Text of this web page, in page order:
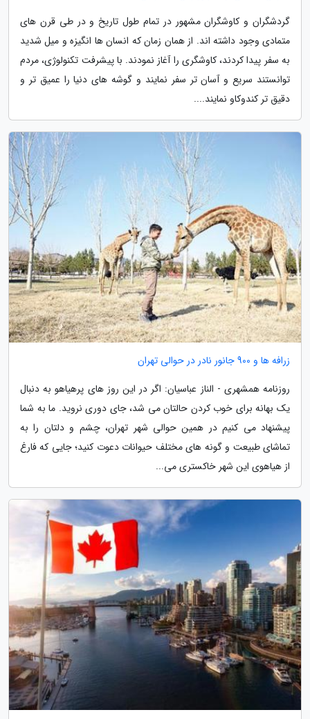
گردشگران و کاوشگران مشهور در تمام طول تاریخ و در طی قرن های
متمادی وجود داشته اند. از همان زمان که انسان ها انگیزه و میل شدید
به سفر پیدا کردند، کاوشگری را آغاز نمودند. با پیشرفت تکنولوژی، مردم
توانستند سریع و آسان تر سفر نمایند و گوشه های دنیا را عمیق تر و
دقیق تر کندوکاو نمایند....
زرافه ها و 900 جانور نادر در حوالی تهران
روزنامه همشهری - الناز عباسیان: اگر در این روز های پرهیاهو به دنبال
یک بهانه برای خوب کردن حالتان می شد، جای دوری نروید. ما به شما
پیشنهاد می کنیم در همین حوالی شهر تهران، چشم و دلتان را به
تماشای طبیعت و گونه های مختلف حیوانات دعوت کنید؛ جایی که فارغ
از هیاهوی این شهر خاکستری می...